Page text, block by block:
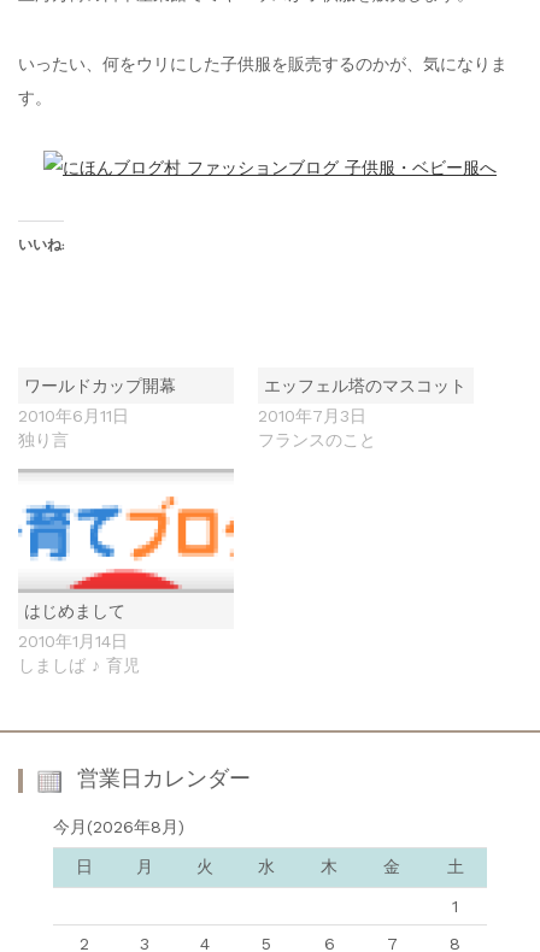
いったい、何をウリにした子供服を販売するのかが、気になりま
す。
いいね:
ワールドカップ開幕
2010年6月11日
独り言
エッフェル塔のマスコット
2010年7月3日
フランスのこと
はじめまして
2010年1月14日
しましば ♪ 育児
営業日カレンダー
今月(2026年8月)
日 月 火 水 木 金 土
1
2
3 4 5 6 7
8